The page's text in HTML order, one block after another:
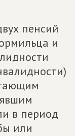
пенсий
и
в период
или